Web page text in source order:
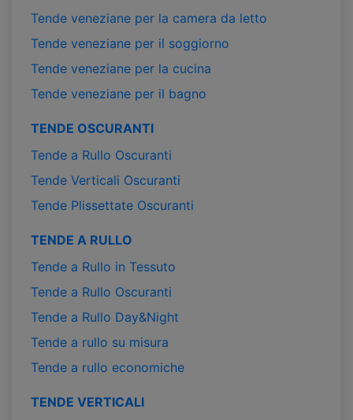
Tende veneziane per la camera da letto
Tende veneziane per il soggiorno
Tende veneziane per la cucina
Tende veneziane per il bagno
TENDE OSCURANTI
Tende a Rullo Oscuranti
Tende Verticali Oscuranti
Tende Plissettate Oscuranti
TENDE A RULLO
Tende a Rullo in Tessuto
Tende a Rullo Oscuranti
Tende a Rullo Day&Night
Tende a rullo su misura
Tende a rullo economiche
TENDE VERTICALI